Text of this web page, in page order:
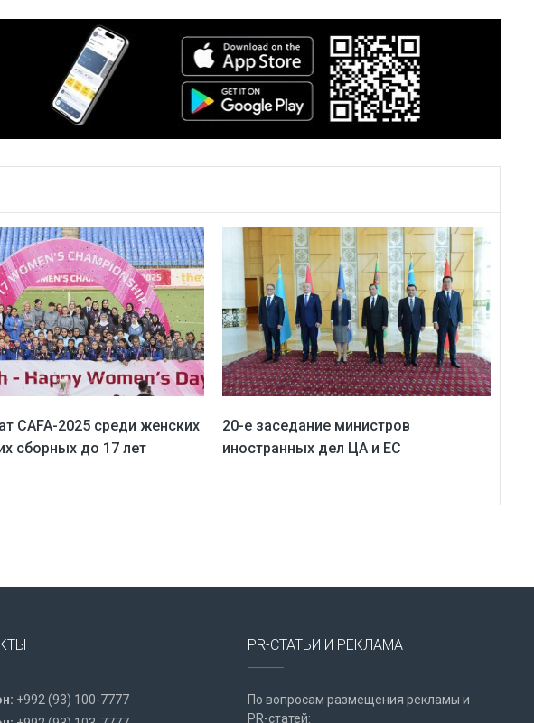
CAFA-2025 среди женских
сборных до 17 лет
20-е заседание министров
иностранных дел ЦА и ЕС
+992 (93) 100-7777
PR-СТАТЬИ И РЕКЛАМА
По вопросам размещения рекламы и
PR-статей: